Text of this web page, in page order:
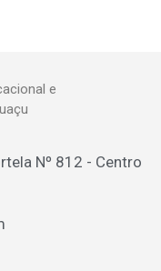
e
Nº 812 - Centro